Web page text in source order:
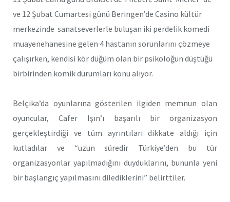
ve 12 Şubat Cumartesi günü Beringen’de Casino kültür
merkezinde sanatseverlerle buluşan iki perdelik komedi
muayenehanesine gelen 4 hastanın sorunlarını çözmeye
çalışırken, kendisi kör düğüm olan bir psikoloğun düştüğü
birbirinden komik durumları konu alıyor.
Belçika’da oyunlarına gösterilen ilgiden memnun olan
oyuncular, Cafer Işın’ı başarılı bir organizasyon
gerçekleştirdiği ve tüm ayrıntıları dikkate aldığı için
kutladılar ve “uzun süredir Türkiye’den bu tür
organizasyonlar yapılmadığını duyduklarını, bununla yeni
bir başlangıç yapılmasını dilediklerini” belirttiler.